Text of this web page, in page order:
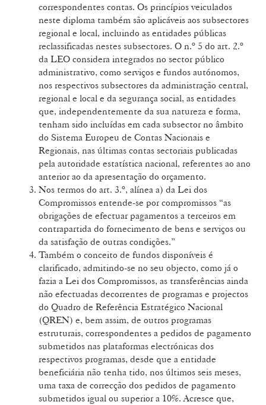
correspondentes contas. Os princípios veiculados
neste diploma também são aplicáveis aos subsectores
regional e local, incluindo as entidades públicas
reclassificadas nestes subsectores. O n.º 5 do art. 2.º
da LEO considera integrados no sector público
administrativo, como serviços e fundos autónomos,
nos respectivos subsectores da administração central,
regional e local e da segurança social, as entidades
que, independentemente da sua natureza e forma,
tenham sido incluídas em cada subsector no âmbito
do Sistema Europeu de Contas Nacionais e
Regionais, nas últimas contas sectoriais publicadas
pela autoridade estatística nacional, referentes ao ano
anterior ao da apresentação do orçamento.
Nos termos do art. 3.º, alínea a) da Lei dos
Compromissos entende-se por compromissos “as
obrigações de efectuar pagamentos a terceiros em
contrapartida do fornecimento de bens e serviços ou
da satisfação de outras condições.”
Também o conceito de fundos disponíveis é
clarificado, admitindo-se no seu objecto, como já o
fazia a Lei dos Compromissos, as transferências ainda
não efectuadas decorrentes de programas e projectos
do Quadro de Referência Estratégico Nacional
(QREN) e, bem assim, de outros programas
estruturais, correspondentes a pedidos de pagamento
submetidos nas plataformas electrónicas dos
respectivos programas, desde que a entidade
beneficiária não tenha tido, nos últimos seis meses,
uma taxa de correcção dos pedidos de pagamento
submetidos igual ou superior a 10%. Acresce que,